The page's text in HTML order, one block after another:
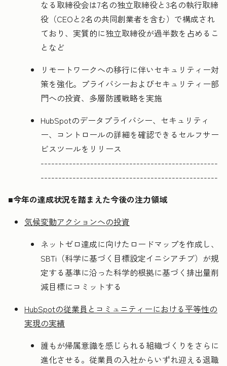
なる取締役会は7名の独立取締役と3名の執行取締
役（CEOと2名の共同創業者を含む）で構成され
ており、実質的に独立取締役が過半数を占めるこ
となど
リモートワークへの移行に伴いセキュリティー対
策を強化。プライバシーおよびセキュリティー部
門への投資、多層防護戦略を実施
HubSpotのデータプライバシー、セキュリティ
ー、コントロールの詳細を確認できるセルフサー
ビスツールをリリース
--------------------------------------------------
--------------------------------------------------
■今年の達成状況を踏まえた今後の注力領域
気候変動アクションへの投資
ネットゼロ達成に向けたロードマップを作成し、
SBTi（科学に基づく目標設定イニシアチブ）が規
定する基準に沿った科学的根拠に基づく排出量削
減目標にコミットする
HubSpotの従業員とコミュニティーにおける平等性の
実現の実績
誰もが帰属意識を感じられる組織づくりをさらに
進化させる。従業員の入社からいずれ迎える退職